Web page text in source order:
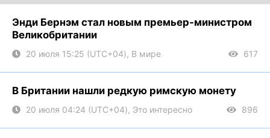
Энди Бернэм стал новым премьер-министром
Великобритании
20 июля 15:25 (UTC+04), В мире 617
В Британии нашли редкую римскую монету
20 июля 04:24 (UTC+04), Это интересно 896